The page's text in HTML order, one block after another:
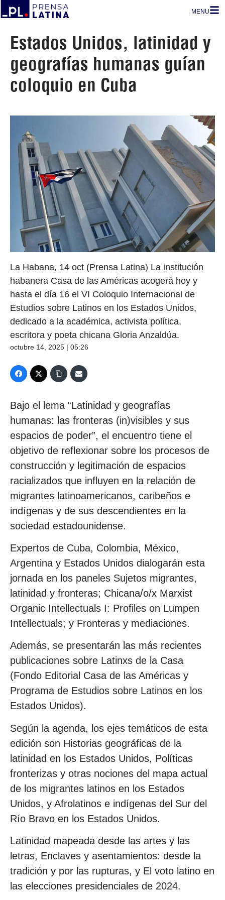
MENU
Estados Unidos, latinidad y
geografías humanas guían
coloquio en Cuba
La Habana, 14 oct (Prensa Latina) La institución
habanera Casa de las Américas acogerá hoy y
hasta el día 16 el VI Coloquio Internacional de
Estudios sobre Latinos en los Estados Unidos,
dedicado a la académica, activista política,
escritora y poeta chicana Gloria Anzaldúa.
octubre 14, 2025 | 05:26
Bajo el lema “Latinidad y geografías
humanas: las fronteras (in)visibles y sus
espacios de poder”, el encuentro tiene el
objetivo de reflexionar sobre los procesos de
construcción y legitimación de espacios
racializados que influyen en la relación de
migrantes latinoamericanos, caribeños e
indígenas y de sus descendientes en la
sociedad estadounidense.
Expertos de Cuba, Colombia, México,
Argentina y Estados Unidos dialogarán esta
jornada en los paneles Sujetos migrantes,
latinidad y fronteras; Chicana/o/x Marxist
Organic Intellectuals I: Profiles on Lumpen
Intellectuals; y Fronteras y mediaciones.
Además, se presentarán las más recientes
publicaciones sobre Latinxs de la Casa
(Fondo Editorial Casa de las Américas y
Programa de Estudios sobre Latinos en los
Estados Unidos).
Según la agenda, los ejes temáticos de esta
edición son Historias geográficas de la
latinidad en los Estados Unidos, Políticas
fronterizas y otras nociones del mapa actual
de los migrantes latinos en los Estados
Unidos, y Afrolatinos e indígenas del Sur del
Río Bravo en los Estados Unidos.
Latinidad mapeada desde las artes y las
letras, Enclaves y asentamientos: desde la
tradición y por las rupturas, y El voto latino en
las elecciones presidenciales de 2024.